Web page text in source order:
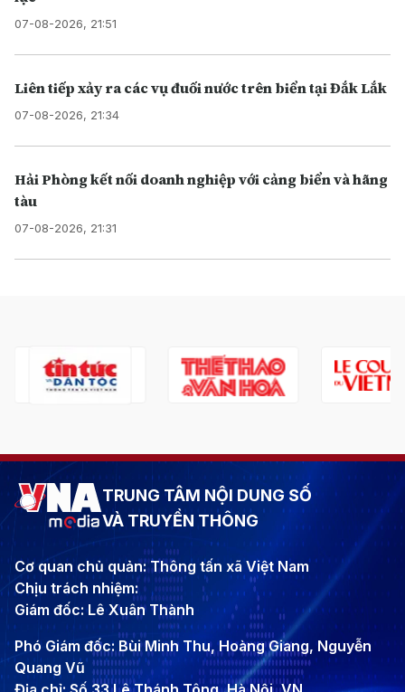
07-08-2026, 21:51
Liên tiếp xảy ra các vụ đuối nước trên biển tại Đắk Lắk
07-08-2026, 21:34
Hải Phòng kết nối doanh nghiệp với cảng biển và hãng
tàu
07-08-2026, 21:31
TRUNG TÂM NỘI DUNG SỐ
VÀ TRUYỀN THÔNG
Cơ quan chủ quản: Thông tấn xã Việt Nam
Chịu trách nhiệm:
Giám đốc: Lê Xuân Thành
Phó Giám đốc: Bùi Minh Thu, Hoàng Giang, Nguyễn
Quang Vũ